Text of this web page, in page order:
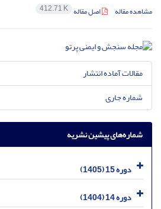
مشاهده مقاله اصل مقاله 412.71 K
مقالات آماده انتشار
شماره جاری
شماره‌های پیشین نشریه
دوره 15 (1405)
دوره 14 (1404)